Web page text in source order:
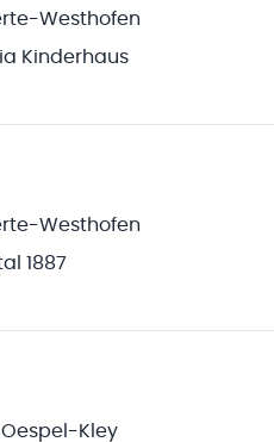
Westhofen
Kinderhaus
Westhofen
1887
Oespel-Kley